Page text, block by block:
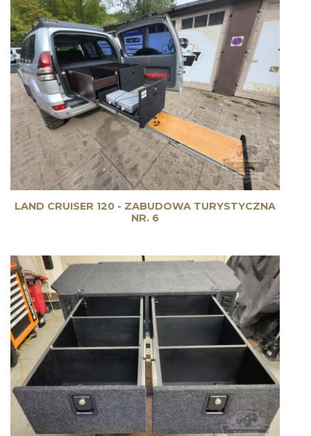
LAND CRUISER 120 - ZABUDOWA TURYSTYCZNA
NR. 6